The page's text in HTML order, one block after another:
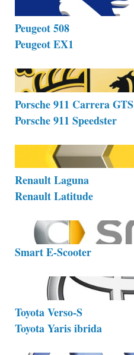
Peugeot 508
Peugeot EX1
Porsche 911 Carrera GTS
Porsche 911 Speedster
Renault Laguna
Renault Latitude
Smart E-Scooter
Toyota Verso-S
Toyota Yaris ibrida